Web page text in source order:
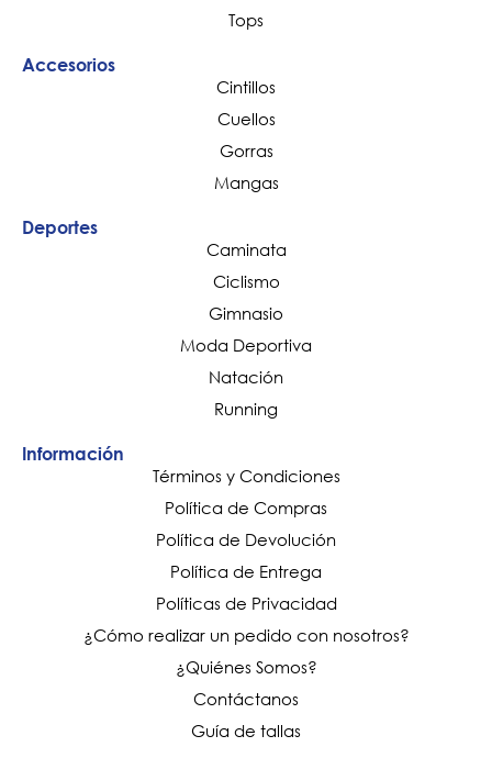
Tops
Accesorios
Cintillos
Cuellos
Gorras
Mangas
Deportes
Caminata
Ciclismo
Gimnasio
Moda Deportiva
Natación
Running
Información
Términos y Condiciones
Política de Compras
Política de Devolución
Política de Entrega
Políticas de Privacidad
¿Cómo realizar un pedido con nosotros?
¿Quiénes Somos?
Contáctanos
Guía de tallas